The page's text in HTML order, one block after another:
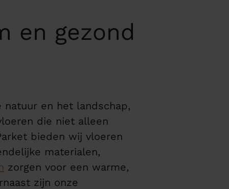
en gezond
en het landschap,
die niet alleen
bieden wij vloeren
materialen,
zorgen voor een warme,
zijn onze